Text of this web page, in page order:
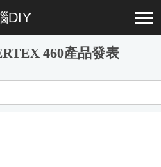
DIY
460產品發表